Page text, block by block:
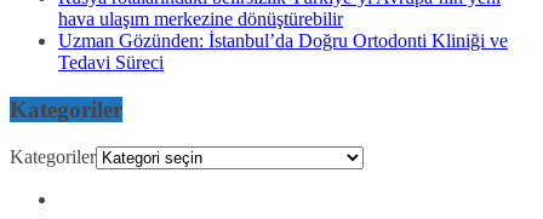
hava ulaşım merkezine dönüştürebilir
Uzman Gözünden: İstanbul’da Doğru Ortodonti Kliniği ve
Tedavi Süreci
Kategoriler
Kategoriler